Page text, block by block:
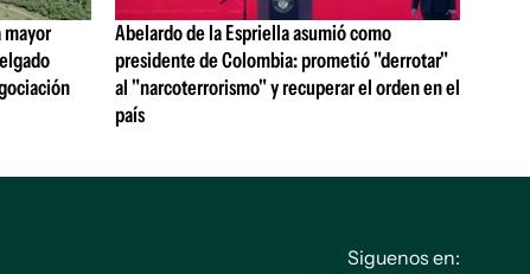
mayor
Abelardo de la Espriella asumió como
presidente de Colombia: prometió "derrotar"
al "narcoterrorismo" y recuperar el orden en el
país
Siguenos en: